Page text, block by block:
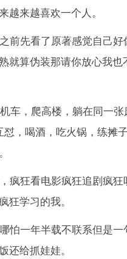
越来越喜欢一个人。
前先看了原著感觉自己好
就算伪装那请你放心我也
车，爬高楼，躺在同一张
怼，喝酒，吃火锅，练摊
疯狂看电影疯狂追剧疯狂
狂学习的我。
怕一年半载不联系但是一
还给抓娃娃。